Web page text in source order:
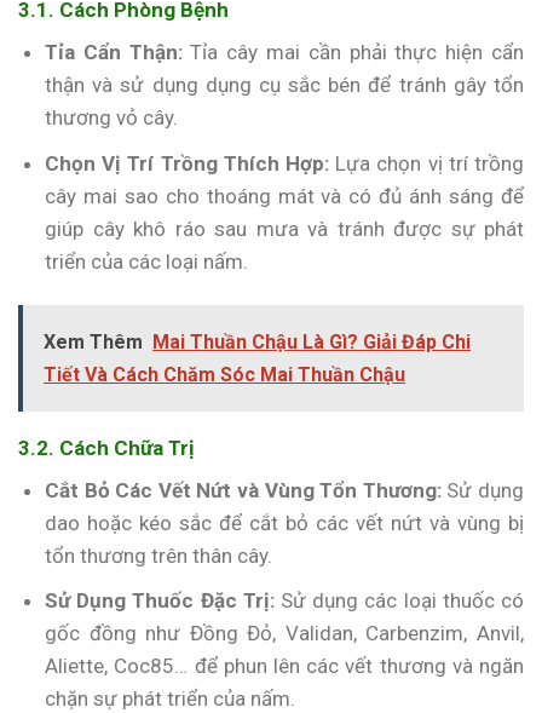
3.1. Cách Phòng Bệnh
Tỉa Cẩn Thận:Tỉa cây mai cần phải thực hiện cẩn
thận và sử dụng dụng cụ sắc bén để tránh gây tổn
thương vỏ cây.
Chọn Vị Trí Trồng Thích Hợp: Lựa chọn vị trí trồng
cây mai sao cho thoáng mát và có đủ ánh sáng để
giúp cây khô ráo sau mưa và tránh được sự phát
triển của các loại nấm.
Xem Thêm Mai Thuần Chậu Là Gì? Giải Đáp Chi
Tiết Và Cách Chăm Sóc Mai Thuần Chậu
3.2. Cách Chữa Trị
Cắt Bỏ Các Vết Nứt và Vùng Tổn Thương:Sử dụng
dao hoặc kéo sắc để cắt bỏ các vết nứt và vùng bị
tổn thương trên thân cây.
Sử Dụng Thuốc Đặc Trị:Sử dụng các loại thuốc có
gốc đồng như Đồng Đỏ, Validan, Carbenzim, Anvil,
Aliette, Coc85… để phun lên các vết thương và ngăn
chặn sự phát triển của nấm.